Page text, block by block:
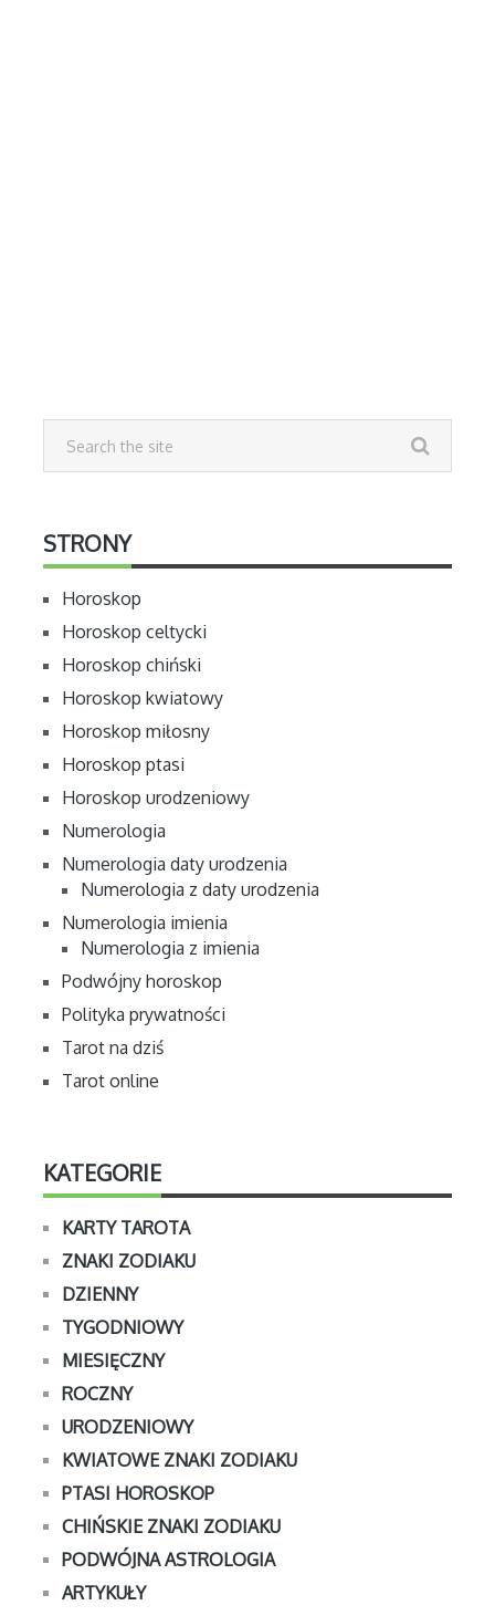
STRONY
Horoskop
Horoskop celtycki
Horoskop chiński
Horoskop kwiatowy
Horoskop miłosny
Horoskop ptasi
Horoskop urodzeniowy
Numerologia
Numerologia daty urodzenia
Numerologia z daty urodzenia
Numerologia imienia
Numerologia z imienia
Podwójny horoskop
Polityka prywatności
Tarot na dziś
Tarot online
KATEGORIE
KARTY TAROTA
ZNAKI ZODIAKU
DZIENNY
TYGODNIOWY
MIESIĘCZNY
ROCZNY
URODZENIOWY
KWIATOWE ZNAKI ZODIAKU
PTASI HOROSKOP
CHIŃSKIE ZNAKI ZODIAKU
PODWÓJNA ASTROLOGIA
ARTYKUŁY